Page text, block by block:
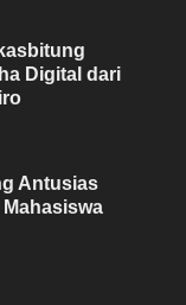
Digital dari
Antusias